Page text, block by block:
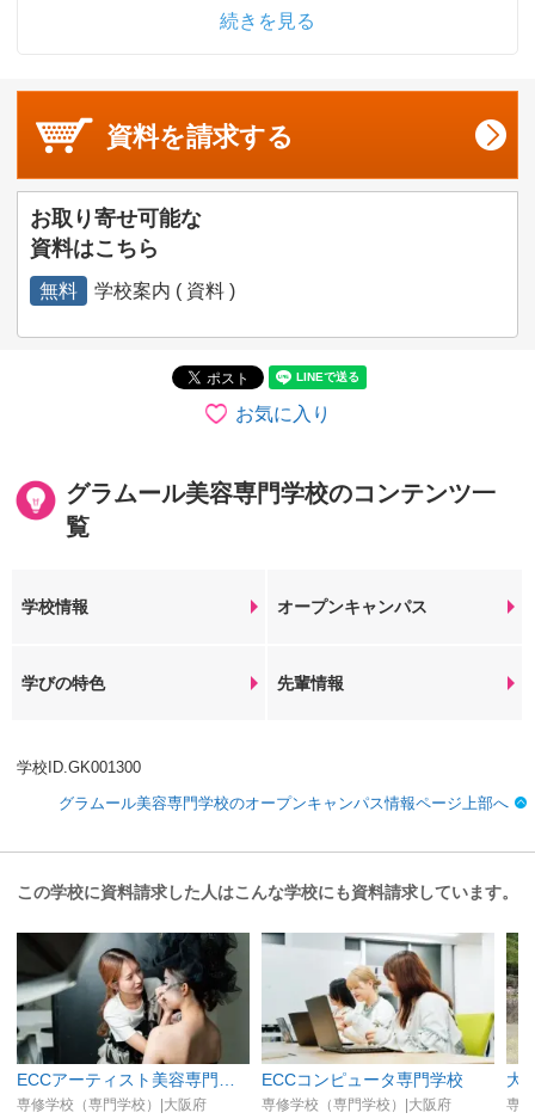
続きを見る
資料を請求する
お取り寄せ可能な
資料はこちら
無料 学校案内 ( 資料 )
お気に入り
グラムール美容専門学校のコンテンツ一
覧
学校情報 オープンキャンパス
学びの特色 先輩情報
学校ID.GK001300
グラムール美容専門学校のオープンキャンパス情報ページ上部へ
この学校に資料請求した人はこんな学校にも資料請求しています。
専修学校（専門学校）|大阪府
ECCコンピュータ専門学校
専修学校（専門学校）|大阪府
大
専